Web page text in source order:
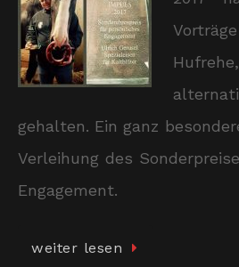
gehalten. Ein ganz
Verleihung des
Engagement.
weiter lesen